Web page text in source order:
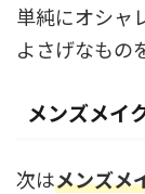
単純にオシャ
よさげなもの
メンズメイ
次はメンズメ